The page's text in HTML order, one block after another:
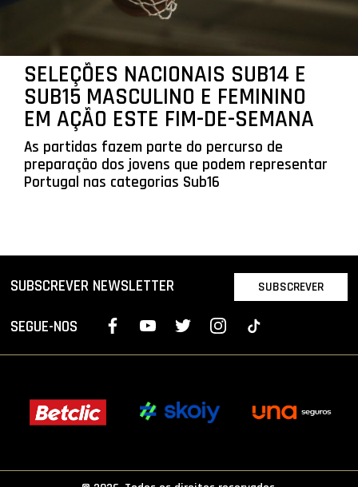
SELEÇÕES NACIONAIS SUB14 E
SUB15 MASCULINO E FEMININO
EM AÇÃO ESTE FIM-DE-SEMANA
As partidas fazem parte do percurso de
preparação dos jovens que podem representar
Portugal nas categorias Sub16
SUBSCREVER NEWSLETTER SUBSCREVER
SEGUE-NOS